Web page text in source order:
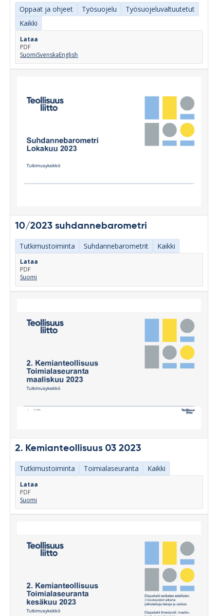
Oppaat ja ohjeet Työsuojelu
Työsuojeluvaltuutetut
Kaikki
Lataa
PDF
SuomiSvenskaEnglish
10/2023 suhdannebarometri
Tutkimustoiminta Suhdannebarometrit Kaikki
Lataa
PDF
Suomi
2. Kemianteollisuus 03 2023
Tutkimustoiminta Toimialaseuranta Kaikki
Lataa
PDF
Suomi